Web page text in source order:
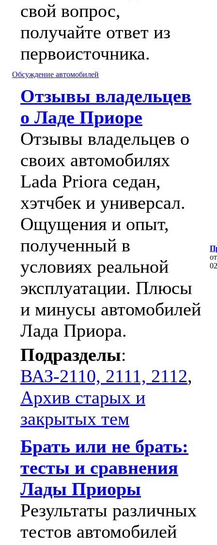
свой вопрос,
получайте ответ из
первоисточника.
Обсуждение автомобилей
Отзывы владельцев
о Ладе Приоре
Отзывы владельцев о
своих автомобилях
Lada Priora седан,
хэтчбек и универсал.
Ощущения и опыт,
полученный в
условиях реальной
эксплуатации. Плюсы
и минусы автомобилей
Лада Приора.
Подразделы:
ВАЗ-2110, 2111, 2112,
Архив старых и
закрытых тем
Брать или не брать:
тесты и сравнения
Лады Приоры
Результаты различных
тестов автомобилей